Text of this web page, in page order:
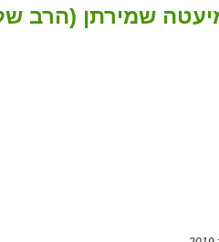
שמירתן (הרב